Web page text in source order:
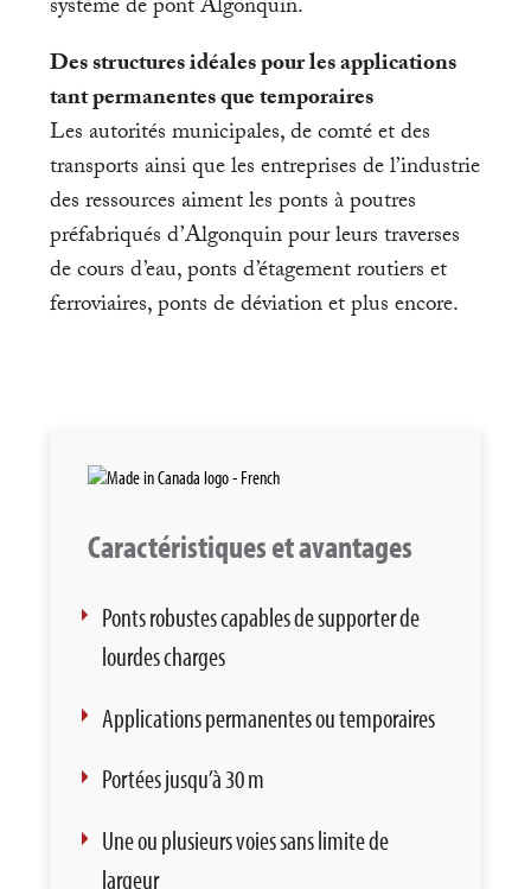
système de pont Algonquin.
Des structures idéales pour les applications
tant permanentes que temporaires
Les autorités municipales, de comté et des
transports ainsi que les entreprises de l’industrie
des ressources aiment les ponts à poutres
préfabriqués d’Algonquin pour leurs traverses
de cours d’eau, ponts d’étagement routiers et
ferroviaires, ponts de déviation et plus encore.
Caractéristiques et avantages
Ponts robustes capables de supporter de
lourdes charges
Applications permanentes ou temporaires
Portées jusqu’à 30 m
Une ou plusieurs voies sans limite de
largeur